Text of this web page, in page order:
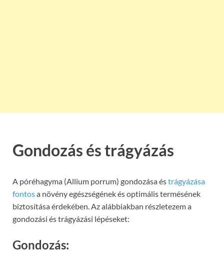
Gondozás és trágyázás
A póréhagyma (Allium porrum) gondozása éstrágyázása
fontosa növény egészségének és optimális termésének
biztosítása érdekében. Az alábbiakban részletezem a
gondozási és trágyázási lépéseket:
Gondozás: